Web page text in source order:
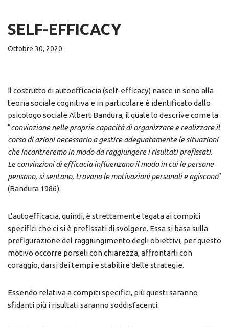
SELF-EFFICACY
Ottobre 30, 2020
Il costrutto di autoefficacia (self-efficacy) nasce in seno alla
teoria sociale cognitiva e in particolare è identificato dallo
psicologo sociale Albert Bandura, il quale lo descrive come la
“convinzione nelle proprie capacità di organizzare e realizzare il
corso di azioni necessario a gestire adeguatamente le situazioni
che incontreremo in modo da raggiungere i risultati prefissati.
Le convinzioni di efficacia influenzano il modo in cui le persone
pensano, si sentono, trovano le motivazioni personali e agiscono”
(Bandura 1986).
L’autoefficacia, quindi, è strettamente legata ai compiti
specifici che ci si è prefissati di svolgere. Essa si basa sulla
prefigurazione del raggiungimento degli obiettivi, per questo
motivo occorre porseli con chiarezza, affrontarli con
coraggio, darsi dei tempi e stabilire delle strategie.
Essendo relativa a compiti specifici, più questi saranno
sfidanti più i risultati saranno soddisfacenti.